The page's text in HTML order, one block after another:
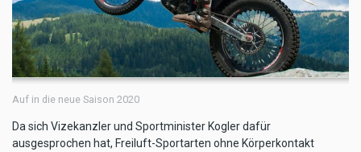
Auf in die neue Saison 2020
Da sich Vizekanzler und Sportminister Kogler dafür
ausgesprochen hat, Freiluft-Sportarten ohne Körperkontakt